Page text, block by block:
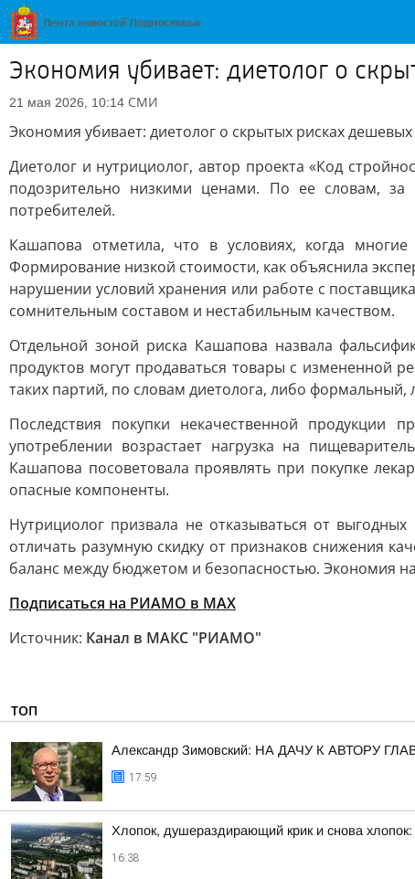
Экономия убивает: диетолог о
21 мая 2026, 10:14 СМИ
Экономия убивает: диетолог о скрытых рисках
Диетолог и нутрициолог, автор проекта «Код
подозрительно низкими ценами. По ее словам, за
потребителей.
Кашапова отметила, что в условиях, когда
Формирование низкой стоимости, как объяснила
нарушении условий хранения или работе с
сомнительным составом и нестабильным качеством.
Отдельной зоной риска Кашапова назвала
продуктов могут продаваться товары с измененной
таких партий, по словам диетолога, либо формальный,
Последствия покупки некачественной продукции
употреблении возрастает нагрузка на
Кашапова посоветовала проявлять при покупке
опасные компоненты.
Нутрициолог призвала не отказываться от
отличать разумную скидку от признаков снижения
баланс между бюджетом и безопасностью. Экономия
Подписаться на РИАМО в MAX
Источник: Канал в МАКС "РИАМО"
ТОП
Александр Зимовский: НА ДАЧУ К АВТОРУ
17:59
Хлопок, душераздирающий крик и снова
16:38